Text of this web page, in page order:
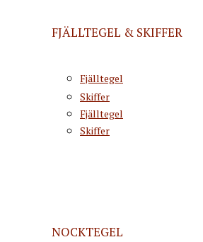
FJÄLLTEGEL & SKIFFER
Fjälltegel
Skiffer
Fjälltegel
Skiffer
NOCKTEGEL